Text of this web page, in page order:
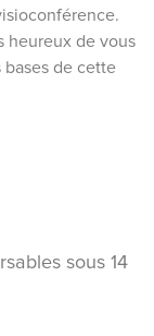
heureux de vous
bases de cette
sous 14